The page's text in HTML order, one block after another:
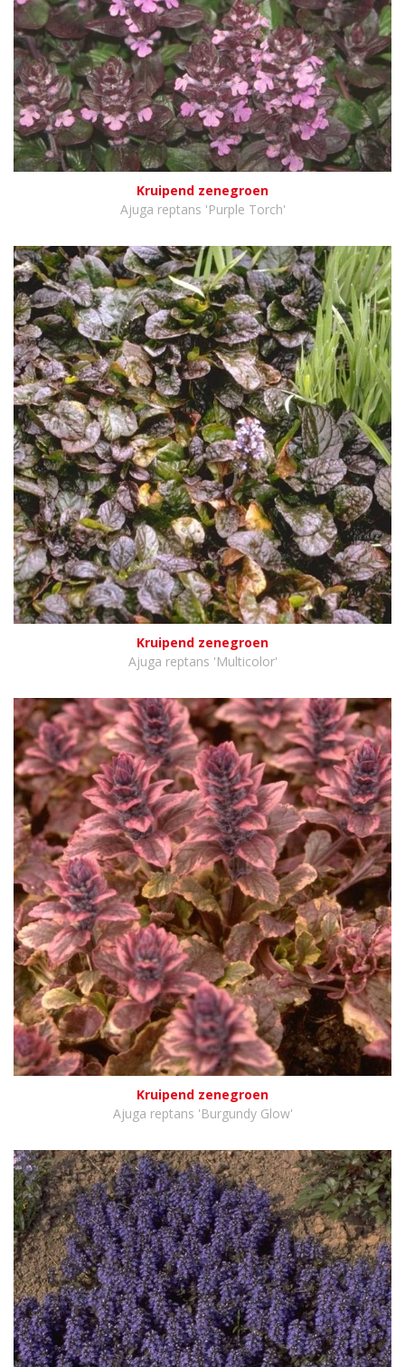
Kruipend zenegroen
Ajuga reptans 'Purple Torch'
Kruipend zenegroen
Ajuga reptans 'Multicolor'
Kruipend zenegroen
Ajuga reptans 'Burgundy Glow'